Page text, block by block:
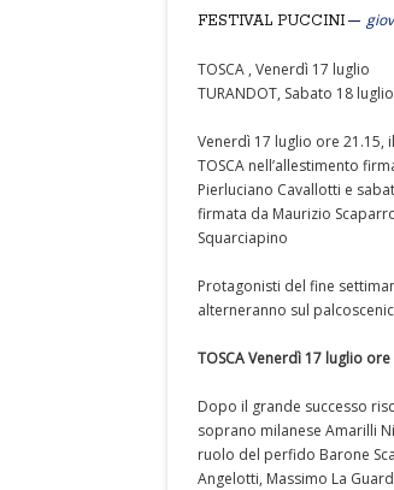
FESTIVAL PUCCINI
TOSCA , Venerdì 17 luglio
TURANDOT, Sabato 18
Venerdì 17 luglio ore 21.15,
TOSCA nell’allestimento
Pierluciano Cavallotti e
firmata da Maurizio
Squarciapino
Protagonisti del fine
alterneranno sul
TOSCA Venerdì 17 luglio
Dopo il grande successo
soprano milanese Amarilli
ruolo del perfido Barone
Angelotti, Massimo La